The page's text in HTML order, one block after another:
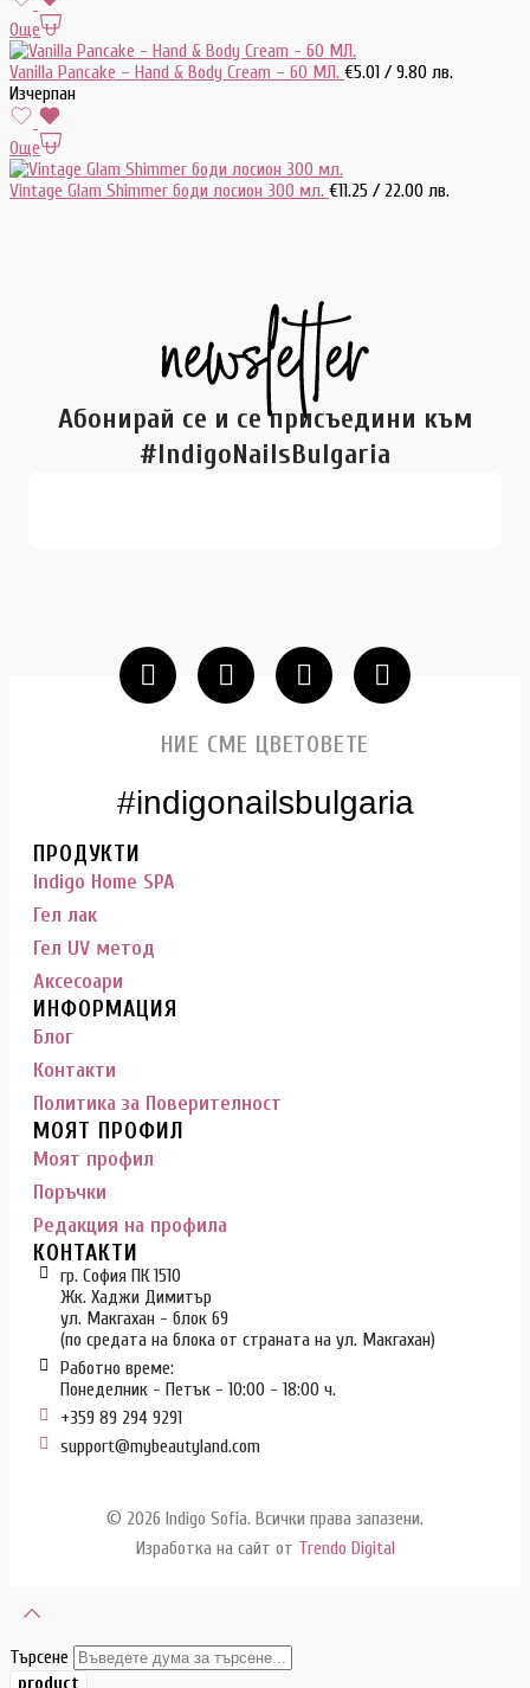
Още
Vanilla Pancake – Hand & Body Cream – 60 МЛ. €5.01 / 9.80 лв.
Изчерпан
Още
Vintage Glam Shimmer боди лосион 300 мл. €11.25 / 22.00 лв.
Абонирай се и се присъедини към
#IndigoNailsBulgaria
НИЕ СМЕ ЦВЕТОВЕТЕ
#indigonailsbulgaria
ПРОДУКТИ
Indigo Home SPA
Гел лак
Гел UV метод
Аксесоари
ИНФОРМАЦИЯ
Блог
Контакти
Политика за Поверителност
МОЯТ ПРОФИЛ
Моят профил
Поръчки
Редакция на профила
КОНТАКТИ
гр. София ПК 1510
Жк. Хаджи Димитър
ул. Макгахан - блок 69
(по средата на блока от страната на ул. Макгахан)
Работно време:
Понеделник - Петък - 10:00 - 18:00 ч.
+359 89 294 9291
support@mybeautyland.com
© 2026 Indigo Sofia. Всички права запазени.
Изработка на сайт от Trendo Digital
Търсене